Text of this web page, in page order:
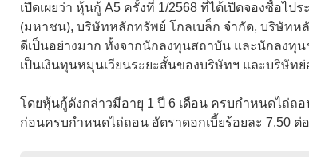
เปิดเผยว่า หุ้นกู้ A5 ครั้งที่ 1/2568 ที่ได้เปิดจองซื้อ
(มหาชน), บริษัทหลักทรัพย์ โกลเบล็ก จำกัด, บริษัท
ดีเป็นอย่างมาก ทั้งจากนักลงทุนสถาบัน และนักลงทุ
เป็นเงินทุนหมุนเวียนระยะสั้นของบริษัทฯ และบริษัท
โดยหุ้นกู้ดังกล่าวมีอายุ 1 ปี 6 เดือน ครบกำหนดไถ่
ก่อนครบกำหนดไถ่ถอน อัตราดอกเบี้ยร้อยละ 7.50 ต่